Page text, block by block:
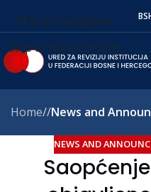
Skip to navigation
Skip to main content
BS
Home/ News and
NEWS AND